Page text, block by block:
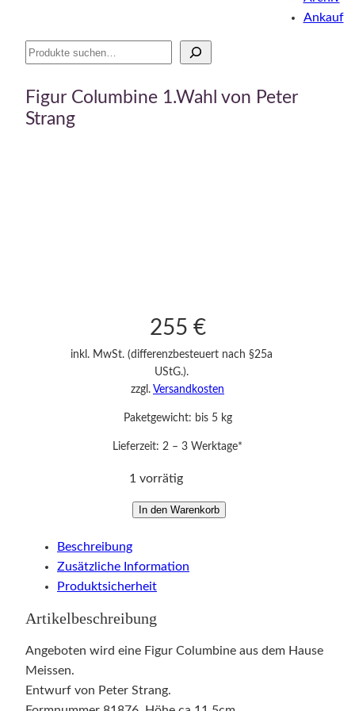
Suche
Ankauf
Figur Columbine 1.Wahl von Peter
Strang
255 €
inkl. MwSt. (differenzbesteuert nach §25a
UStG.).
zzgl. Versandkosten
Paketgewicht: bis 5 kg
Lieferzeit: 2 – 3 Werktage*
1 vorrätig
g
u
r
l
m
In den Warenkorb
Beschreibung
Zusätzliche Information
Produktsicherheit
Artikelbeschreibung
Angeboten wird eine Figur Columbine aus dem Hause
Meissen.
Entwurf von Peter Strang.